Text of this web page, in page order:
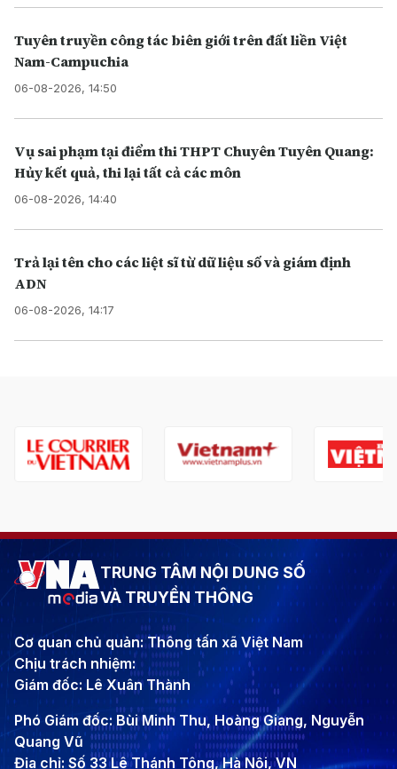
Tuyên truyền công tác biên giới trên đất liền Việt
Nam-Campuchia
06-08-2026, 14:50
Vụ sai phạm tại điểm thi THPT Chuyên Tuyên Quang:
Hủy kết quả, thi lại tất cả các môn
06-08-2026, 14:40
Trả lại tên cho các liệt sĩ từ dữ liệu số và giám định
ADN
06-08-2026, 14:17
TRUNG TÂM NỘI DUNG SỐ
VÀ TRUYỀN THÔNG
Cơ quan chủ quản: Thông tấn xã Việt Nam
Chịu trách nhiệm:
Giám đốc: Lê Xuân Thành
Phó Giám đốc: Bùi Minh Thu, Hoàng Giang, Nguyễn
Quang Vũ
Địa chỉ: Số 33 Lê Thánh Tông, Hà Nội, VN